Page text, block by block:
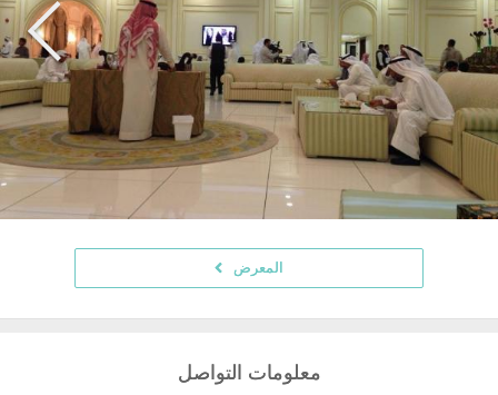
المعرض
معلومات التواصل